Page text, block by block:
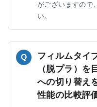
がございますので
い。
Q
フィルムタイ
（脱プラ）を
への切り替え
性能の比較評